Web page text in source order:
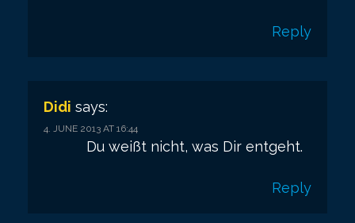
Reply
Didi says:
4. JUNE 2013 AT 16:44
Du weißt nicht, was Dir entgeht.
Reply